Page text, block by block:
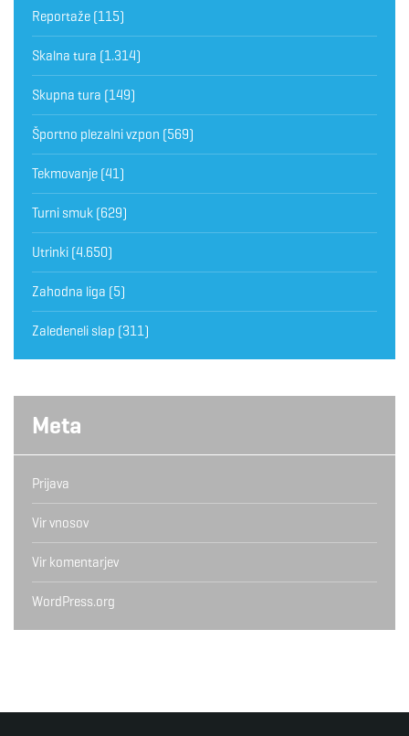
Reportaže (115)
Skalna tura (1.314)
Skupna tura (149)
Športno plezalni vzpon (569)
Tekmovanje (41)
Turni smuk (629)
Utrinki (4.650)
Zahodna liga (5)
Zaledeneli slap (311)
Meta
Prijava
Vir vnosov
Vir komentarjev
WordPress.org